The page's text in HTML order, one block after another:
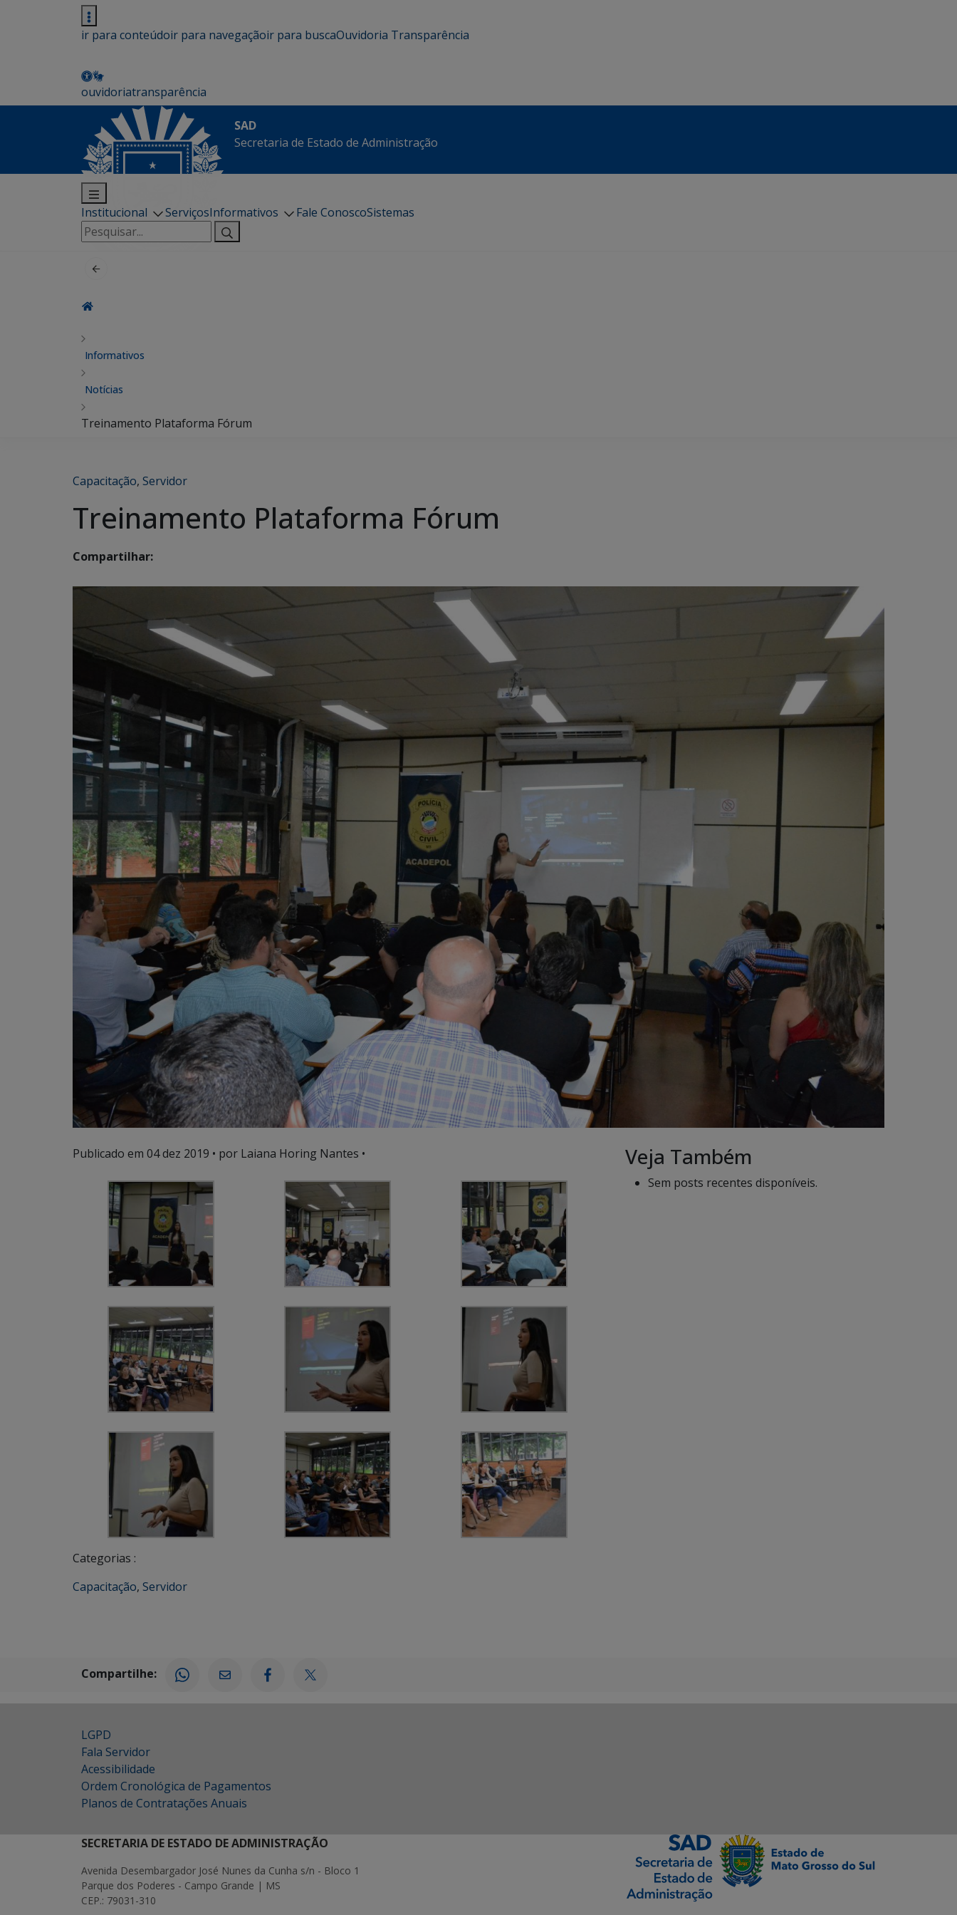
ir para conteúdoir para navegaçãoir para buscaOuvidoria Transparência
ouvidoriatransparência
SAD
Secretaria de Estado de Administração
Institucional ServiçosInformativos Fale ConoscoSistemas
Pesquisar
por:
Informativos
Notícias
Treinamento Plataforma Fórum
Capacitação, Servidor
Treinamento Plataforma Fórum
Compartilhar:
Publicado em 04 dez 2019 • por Laiana Horing Nantes •
Categorias :
Capacitação, Servidor
Veja Também
Sem posts recentes disponíveis.
Compartilhe:
LGPD
Fala Servidor
Acessibilidade
Ordem Cronológica de Pagamentos
Planos de Contratações Anuais
SECRETARIA DE ESTADO DE ADMINISTRAÇÃO
Avenida Desembargador José Nunes da Cunha s/n - Bloco 1
Parque dos Poderes - Campo Grande | MS
CEP.: 79031-310